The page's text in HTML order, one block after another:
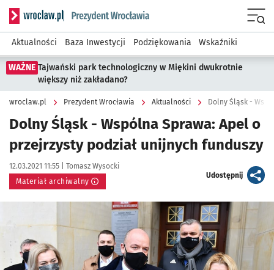
Serwis informacyjny wroclaw.pl podserwis: Prezydent
Aktualności Baza Inwestycji Podziękowania Wskaźniki
WAŻNE Tajwański park technologiczny w Miękini dwukrotnie
większy niż zakładano?
wroclaw.pl Prezydent Wrocławia Aktualności Dolny Śląsk -
Dolny Śląsk - Wspólna Sprawa: Apel o
przejrzysty podział unijnych funduszy
Data publikacji:
12.03.2021 11:55 | Autor:
Tomasz Wysocki
Materiał archiwalny
Udostępnijartykuł